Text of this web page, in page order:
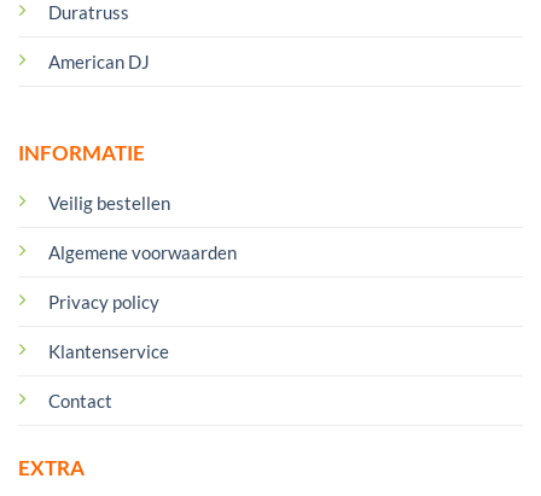
Duratruss
American DJ
INFORMATIE
Veilig bestellen
Algemene voorwaarden
Privacy policy
Klantenservice
Contact
EXTRA